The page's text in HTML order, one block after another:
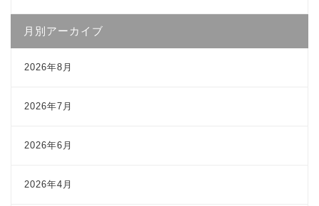
月別アーカイブ
2026年8月
2026年7月
2026年6月
2026年4月